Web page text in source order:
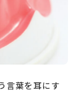
言葉を耳にす